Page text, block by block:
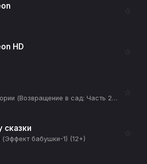
☆
HD ☆
Лесные истории (Возвращение в сад: Часть 2-я) (12+)
☆
сказки
бабушки-1) (12+)
☆